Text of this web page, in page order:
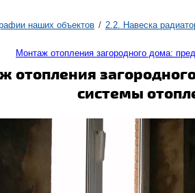
наших объектов 2.2. Навеска
Монтаж отопления загородного дома:
отопления
системы